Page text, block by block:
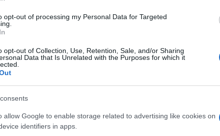
opt-out of processing my Personal Data for Targeted
opt-out of Collection, Use, Retention, Sale, and/or Sharing
Data that Is Unrelated with the Purposes for which it
allow Google to enable storage related to advertising like cookies on
identifiers in apps.
υπήρξε ένας
να δώσει μια
τον γιο του
Και οι μαϊμούδες έχουν
επιστήμονες ρίχνουν